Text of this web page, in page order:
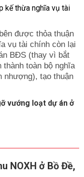
được thỏa thuận
vụ tài chính còn lại
BĐS (thay vì bắt
thành toàn bộ nghĩa
nhượng), tạo thuận
vướng loạt dự án ở
NOXH ở Bồ Đề,